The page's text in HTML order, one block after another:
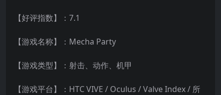
【好评指数】：7.1
【游戏名称】：Mecha Party
【游戏类型】：射击、动作、机甲
【游戏平台】：HTC VIVE / Oculus / Valve Index / 所